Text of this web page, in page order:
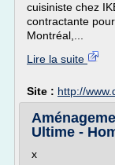
cuisiniste chez
contractante
Montréal,...
Lire la suite
Site : http://
Ultime -
x